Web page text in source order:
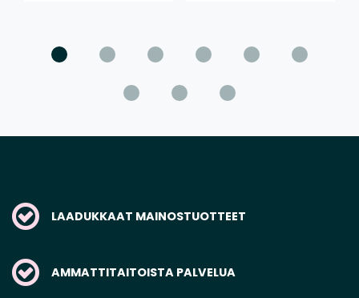
LAADUKKAAT MAINOSTUOTTEET
AMMATTITAITOISTA PALVELUA